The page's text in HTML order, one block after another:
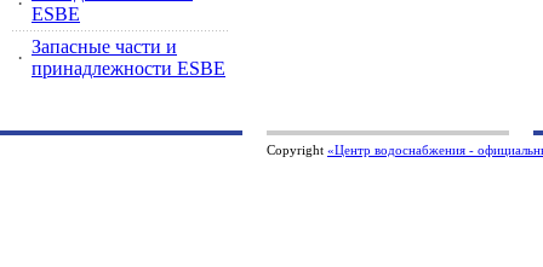
ESBE
·
Запасные части и
принадлежности ESBE
Copyright «Центр водоснабжения -